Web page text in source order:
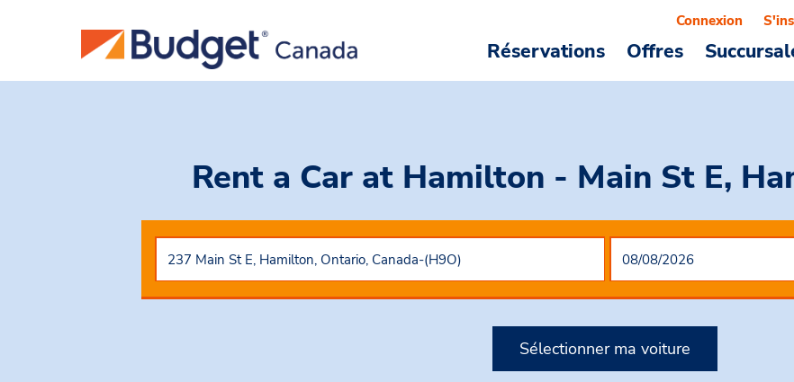
Réservations Offres
Connexion
Rent a Car at Hamilton - Main St E,
Sélectionner ma voiture